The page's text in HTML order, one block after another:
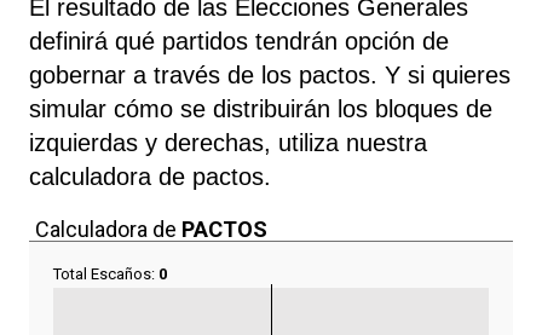
El resultado de las Elecciones Generales
definirá qué partidos tendrán opción de
gobernar a través de los pactos. Y si quieres
simular cómo se distribuirán los bloques de
izquierdas y derechas, utiliza nuestra
calculadora de pactos.
Calculadora de PACTOS
Total Escaños: 0